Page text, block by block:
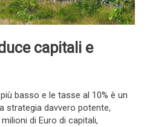
capitali e
basso e le tasse al 10% è un
strategia davvero potente,
di Euro di capitali,